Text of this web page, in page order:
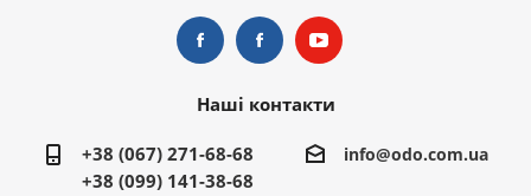
Наші контакти
+38 (067) 271-68-68
+38 (099) 141-38-68
info@odo.com.ua